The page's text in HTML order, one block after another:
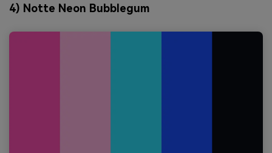
4) Notte Neon Bubblegum